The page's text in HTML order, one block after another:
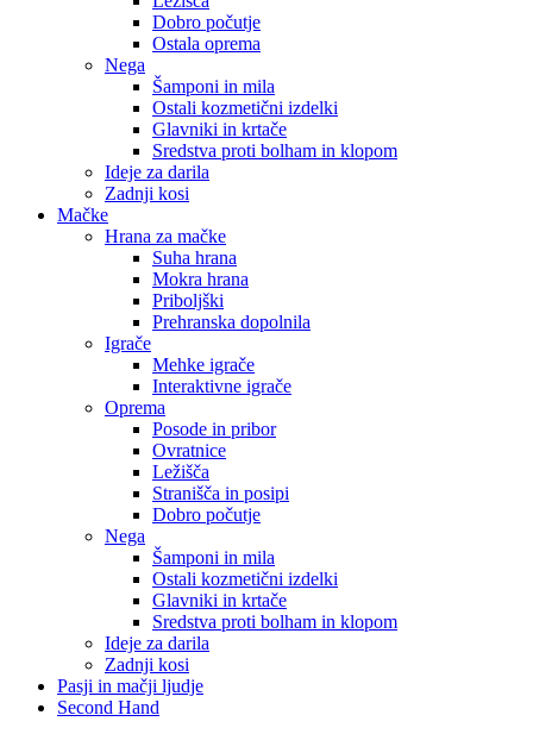
Dobro počutje
Ostala oprema
Nega
Šamponi in mila
Ostali kozmetični izdelki
Glavniki in krtače
Sredstva proti bolham in klopom
Ideje za darila
Zadnji kosi
Mačke
Hrana za mačke
Suha hrana
Mokra hrana
Priboljški
Prehranska dopolnila
Igrače
Mehke igrače
Interaktivne igrače
Oprema
Posode in pribor
Ovratnice
Ležišča
Stranišča in posipi
Dobro počutje
Nega
Šamponi in mila
Ostali kozmetični izdelki
Glavniki in krtače
Sredstva proti bolham in klopom
Ideje za darila
Zadnji kosi
Pasji in mačji ljudje
Second Hand